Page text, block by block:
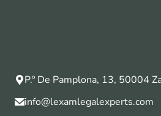
P.º De Pamplona, 13, 50004
info@lexamlegalexperts.com